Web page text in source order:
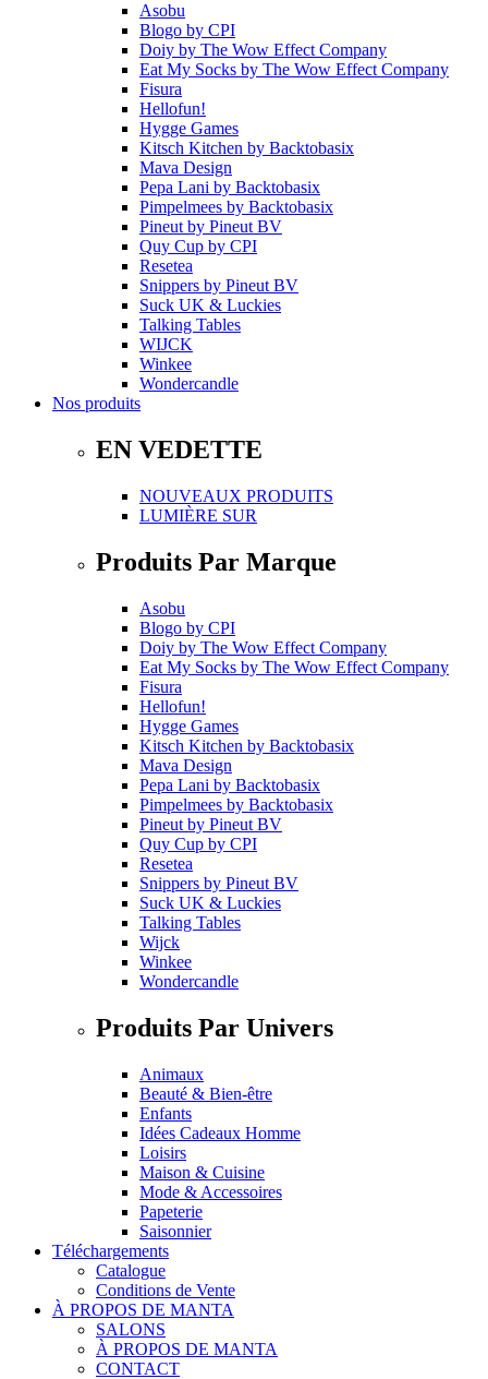
Asobu
Blogo by CPI
Doiy by The Wow Effect Company
Eat My Socks by The Wow Effect Company
Fisura
Hellofun!
Hygge Games
Kitsch Kitchen by Backtobasix
Mava Design
Pepa Lani by Backtobasix
Pimpelmees by Backtobasix
Pineut by Pineut BV
Quy Cup by CPI
Resetea
Snippers by Pineut BV
Suck UK & Luckies
Talking Tables
WIJCK
Winkee
Wondercandle
Nos produits
EN VEDETTE
NOUVEAUX PRODUITS
LUMIÈRE SUR
Produits Par Marque
Asobu
Blogo by CPI
Doiy by The Wow Effect Company
Eat My Socks by The Wow Effect Company
Fisura
Hellofun!
Hygge Games
Kitsch Kitchen by Backtobasix
Mava Design
Pepa Lani by Backtobasix
Pimpelmees by Backtobasix
Pineut by Pineut BV
Quy Cup by CPI
Resetea
Snippers by Pineut BV
Suck UK & Luckies
Talking Tables
Wijck
Winkee
Wondercandle
Produits Par Univers
Animaux
Beauté & Bien-être
Enfants
Idées Cadeaux Homme
Loisirs
Maison & Cuisine
Mode & Accessoires
Papeterie
Saisonnier
Téléchargements
Catalogue
Conditions de Vente
À PROPOS DE MANTA
SALONS
À PROPOS DE MANTA
CONTACT